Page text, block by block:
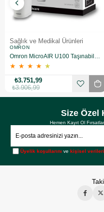
Sağlık ve Medikal Ürünleri
OMRON
★ ★ ★ ★ ★
₺3.751,99
₺3.906,99
Size Özel
Hemen Kayıt Ol
Üyelik koşullarını vekişisel